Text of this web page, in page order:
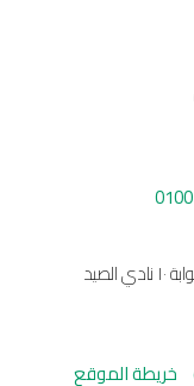
خريطة الموقع